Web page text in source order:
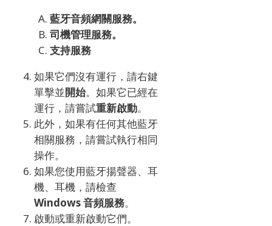
藍牙音頻網關服務。
司機管理服務。
支持服務
如果它們沒有運行，請右鍵
單擊並開始。 如果它已經在
運行，請嘗試重新啟動。
此外，如果有任何其他藍牙
相關服務，請嘗試執行相同
操作。
如果您使用藍牙揚聲器、耳
機、耳機， 請檢查
Windows 音頻服務。
啟動或重新啟動它們。